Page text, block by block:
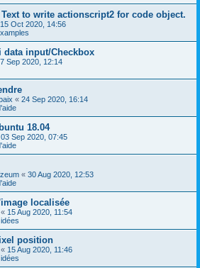
to write actionscript2 for code object.
15 Oct 2020, 14:56
input/Checkbox
Sep 2020, 12:14
« 24 Sep 2020, 16:14
18.04
03 Sep 2020, 07:45
« 30 Aug 2020, 12:53
localisée
« 15 Aug 2020, 11:54
position
« 15 Aug 2020, 11:46